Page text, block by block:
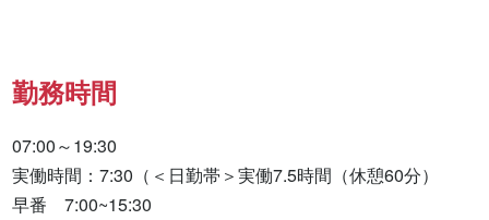
勤務時間
07:00～19:30
実働時間：7:30（＜日勤帯＞実働7.5時間（休憩60分）
早番　7:00~15:30